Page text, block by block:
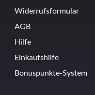
Widerrufsformular
AGB
Hilfe
Einkaufshilfe
Bonuspunkte-System